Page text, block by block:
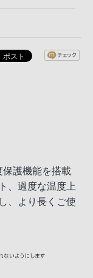
護機能を搭載
、過度な温度上
、より長くご使